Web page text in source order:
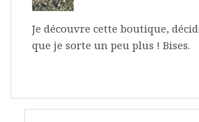
Je découvre cette boutique,
que je sorte un peu plus ! Bises.